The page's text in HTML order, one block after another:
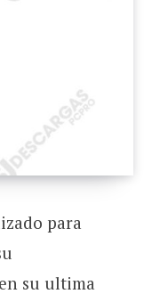
para
su ultima